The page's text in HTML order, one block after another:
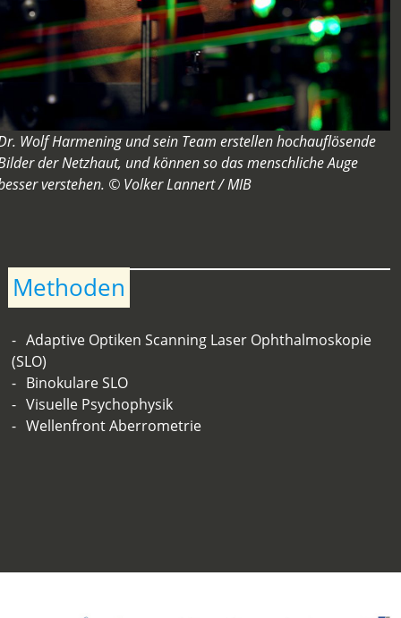
Wolf Harmening und sein Team erstellen hochauflösende
der Netzhaut, und können so das menschliche Auge
verstehen. © Volker Lannert / MIB
Methoden
Adaptive Optiken Scanning Laser Ophthalmoskopie
(SLO)
Binokulare SLO
Visuelle Psychophysik
Wellenfront Aberrometrie